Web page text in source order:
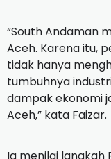
“South Andaman
Aceh. Karena itu,
tidak hanya
tumbuhnya
dampak ekonomi
Aceh,” kata Faizar.